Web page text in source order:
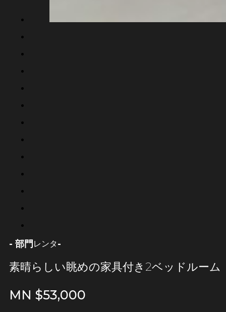
- 部門 レンタ-
素晴らしい眺めの家具付き2ベッドルーム
MN $53,000